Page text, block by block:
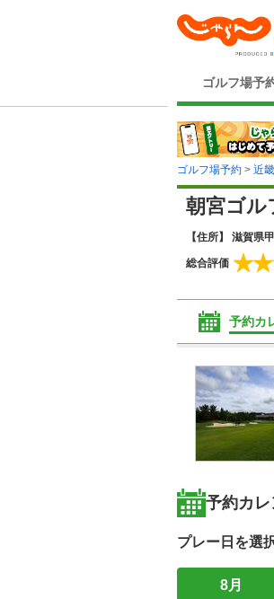
ゴルフ場予
ゴルフ場予約 > 近
朝宮ゴル
【住所】 滋賀県
総合評価
予約カ
予約カ
プレー日を選
8月